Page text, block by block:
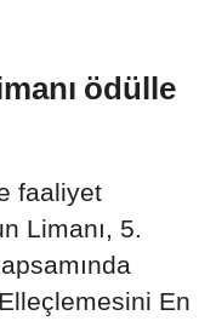
ödülle
faaliyet
Limanı, 5.
En